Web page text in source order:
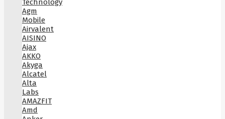
Technology
Agm
Mobile
Airvalent
AISINO
Ajax
AKKO
Akyga
Alcatel
Alta
Labs
AMAZFIT
Amd